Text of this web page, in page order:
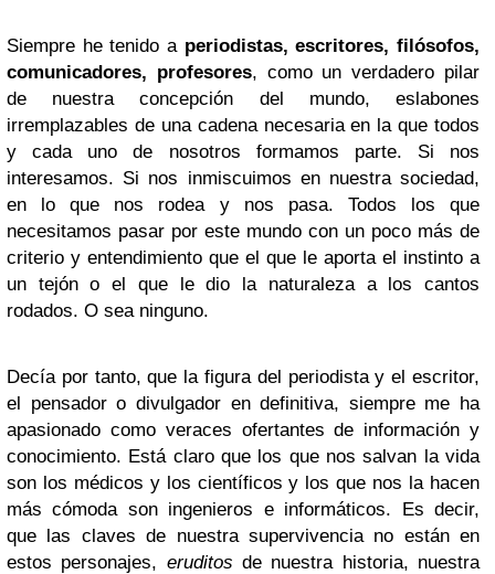
Siempre he tenido a periodistas, escritores, filósofos,
comunicadores, profesores, como un verdadero pilar
de nuestra concepción del mundo, eslabones
irremplazables de una cadena necesaria en la que todos
y cada uno de nosotros formamos parte. Si nos
interesamos. Si nos inmiscuimos en nuestra sociedad,
en lo que nos rodea y nos pasa. Todos los que
necesitamos pasar por este mundo con un poco más de
criterio y entendimiento que el que le aporta el instinto a
un tejón o el que le dio la naturaleza a los cantos
rodados. O sea ninguno.
Decía por tanto, que la figura del periodista y el escritor,
el pensador o divulgador en definitiva, siempre me ha
apasionado como veraces ofertantes de información y
conocimiento. Está claro que los que nos salvan la vida
son los médicos y los científicos y los que nos la hacen
más cómoda son ingenieros e informáticos. Es decir,
que las claves de nuestra supervivencia no están en
estos personajes, eruditos de nuestra historia, nuestra